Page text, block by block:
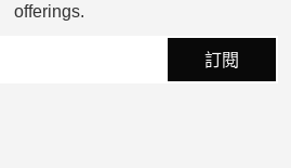
戴者感受機械律動的魅力。
設計，配備金質微調螺絲。
offerings.
訂閱